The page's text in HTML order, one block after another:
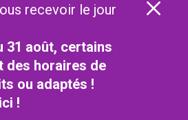
recevoir le jour
31 août, certains
des horaires de
ou adaptés !
ici !